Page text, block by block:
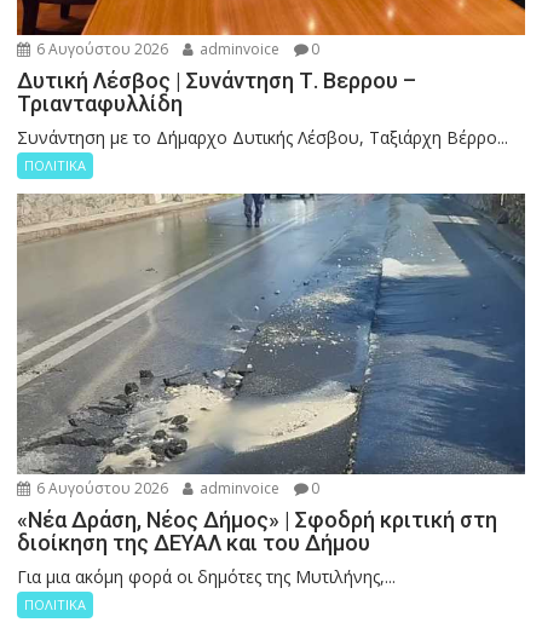
6 Αυγούστου 2026 adminvoice 0
Δυτική Λέσβος | Συνάντηση Τ. Βερρου –
Τριανταφυλλίδη
Συνάντηση με το Δήμαρχο Δυτικής Λέσβου, Ταξιάρχη Βέρρο...
ΠΟΛΙΤΙΚΑ
6 Αυγούστου 2026 adminvoice 0
«Νέα Δράση, Νέος Δήμος» | Σφοδρή κριτική στη
διοίκηση της ΔΕΥΑΛ και του Δήμου
Για μια ακόμη φορά οι δημότες της Μυτιλήνης,...
ΠΟΛΙΤΙΚΑ